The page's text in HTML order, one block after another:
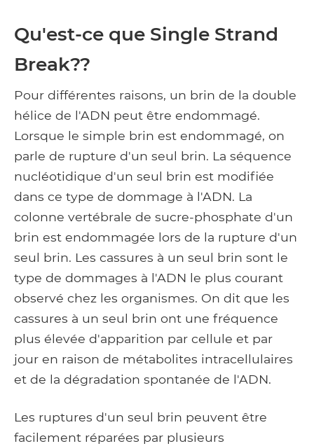
Qu'est-ce que Single Strand
Break??
Pour différentes raisons, un brin de la double
hélice de l'ADN peut être endommagé.
Lorsque le simple brin est endommagé, on
parle de rupture d'un seul brin. La séquence
nucléotidique d'un seul brin est modifiée
dans ce type de dommage à l'ADN. La
colonne vertébrale de sucre-phosphate d'un
brin est endommagée lors de la rupture d'un
seul brin. Les cassures à un seul brin sont le
type de dommages à l'ADN le plus courant
observé chez les organismes. On dit que les
cassures à un seul brin ont une fréquence
plus élevée d'apparition par cellule et par
jour en raison de métabolites intracellulaires
et de la dégradation spontanée de l'ADN.
Les ruptures d'un seul brin peuvent être
facilement réparées par plusieurs